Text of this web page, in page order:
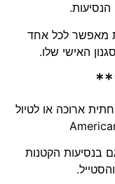
מאפשר לכל אחד
האישי שלו.
ארוכה או לטיול
בנסיעות הקטנות